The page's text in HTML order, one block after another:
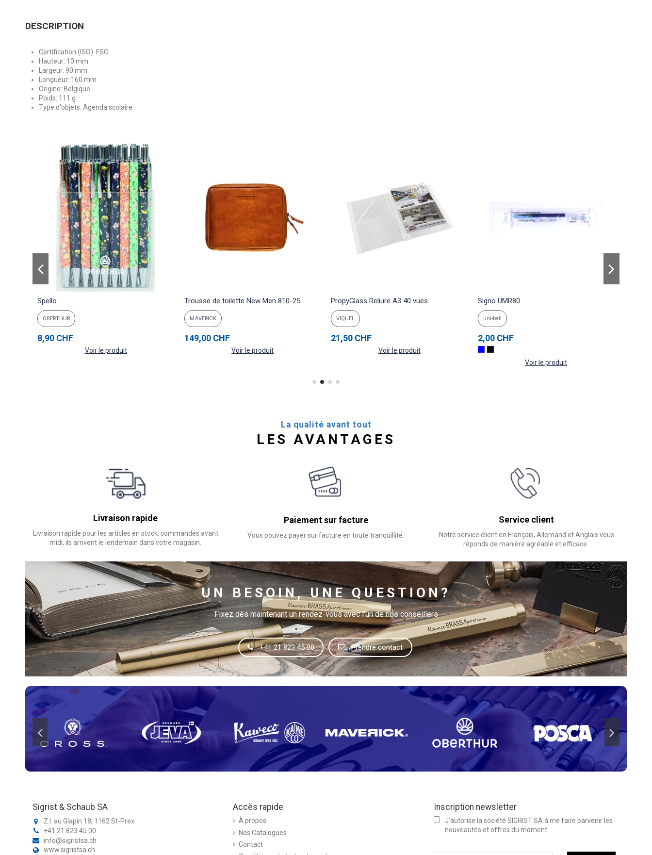
DESCRIPTION
Certification (ISO): FSC
Hauteur: 10 mm
Largeur: 90 mm
Longueur: 160 mm
Origine: Belgique
Poids: 111 g
Type d'objets: Agenda scolaire
Spello
OBERTHUR
8,90 CHF
Voir le produit
Trousse de toilette New Men 810-25
MAVERICK
149,00 CHF
Voir le produit
PropyGlass Reliure A3 40 vues
VIQUEL
21,50 CHF
Voir le produit
Signo UMR80
uni-ball
2,00 CHF
Voir le produit
La qualité avant tout
LES AVANTAGES
Livraison rapide
Livraison rapide pour les articles en stock: commandés avant
midi, ils arrivent le lendemain dans votre magasin.
Paiement sur facture
Vous pouvez payer sur facture en toute tranquillité.
Service client
Notre service client en Français, Allemand et Anglais vous
réponds de manière agréable et efficace.
UN BESOIN, UNE QUESTION?
Fixez dès maintenant un rendez-vous avec l'un de nos conseillers
+41 21 823 45 00 Prendre contact
Sigrist & Schaub SA
Z.I. au Glapin 18, 1162 St-Prex
+41 21 823 45 00
info@sigristsa.ch
www.sigristsa.ch
Accès rapide
À propos
Nos Catalogues
Contact
Inscription newsletter
J’autorise la société SIGRIST SA à me faire parvenir les
nouveautés et offres du moment.